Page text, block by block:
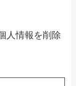
人情報を削除